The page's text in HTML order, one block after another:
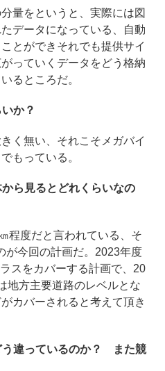
量をというと、実際には図
データになっている、自動
とができそれでも提供サイ
っていくデータをどう格納
るところだ。
か？
く無い、それこそメガバイ
もっている。
ら見るとどれくらいなの
程度だと言われている、そ
が今回の計画だ。2023年度
スをカバーする計画で、20
地方主要道路のレベルとな
カバーされると考えて頂き
う違っているのか？ また競